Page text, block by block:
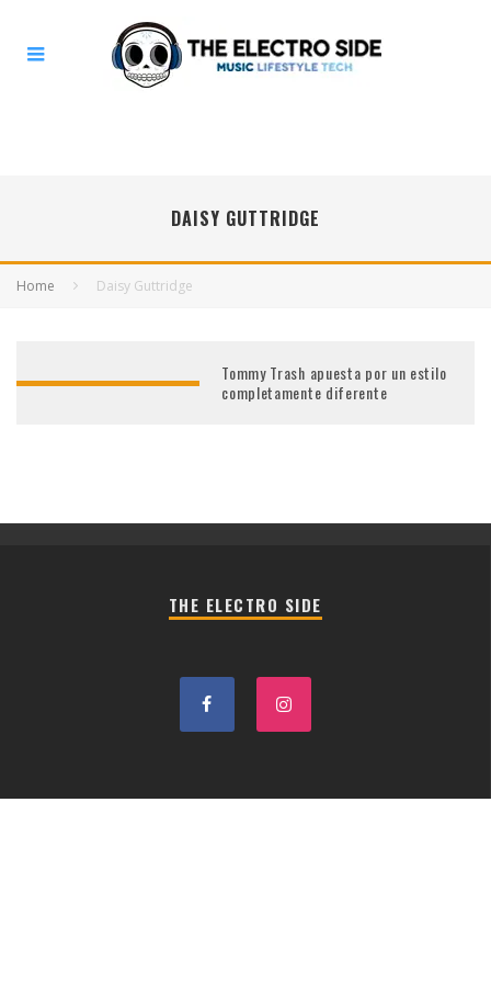
DAISY GUTTRIDGE
Home Daisy Guttridge
Tommy Trash apuesta por un estilo
completamente diferente
THE ELECTRO SIDE